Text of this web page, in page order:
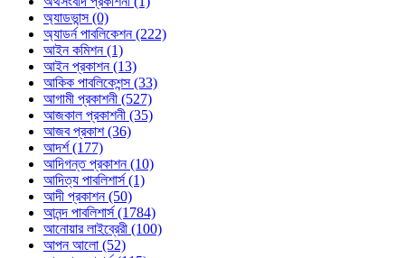
অ্যাডভান্স (0)
অ্যাডর্ন পাবলিকেশন (222)
আইন কমিশন (1)
আইন প্রকাশন (13)
আকিক পাবলিকেশন্স (33)
আগামী প্রকাশনী (527)
আজকাল প্রকাশনী (35)
আজব প্রকাশ (36)
আদর্শ (177)
আদিগন্ত প্রকাশন (10)
আদিত্য পাবলিশার্স (1)
আদী প্রকাশন (50)
আনন্দ পাবলিশার্স (1784)
আনোয়ার লাইব্রেরী (100)
আপন আলো (52)